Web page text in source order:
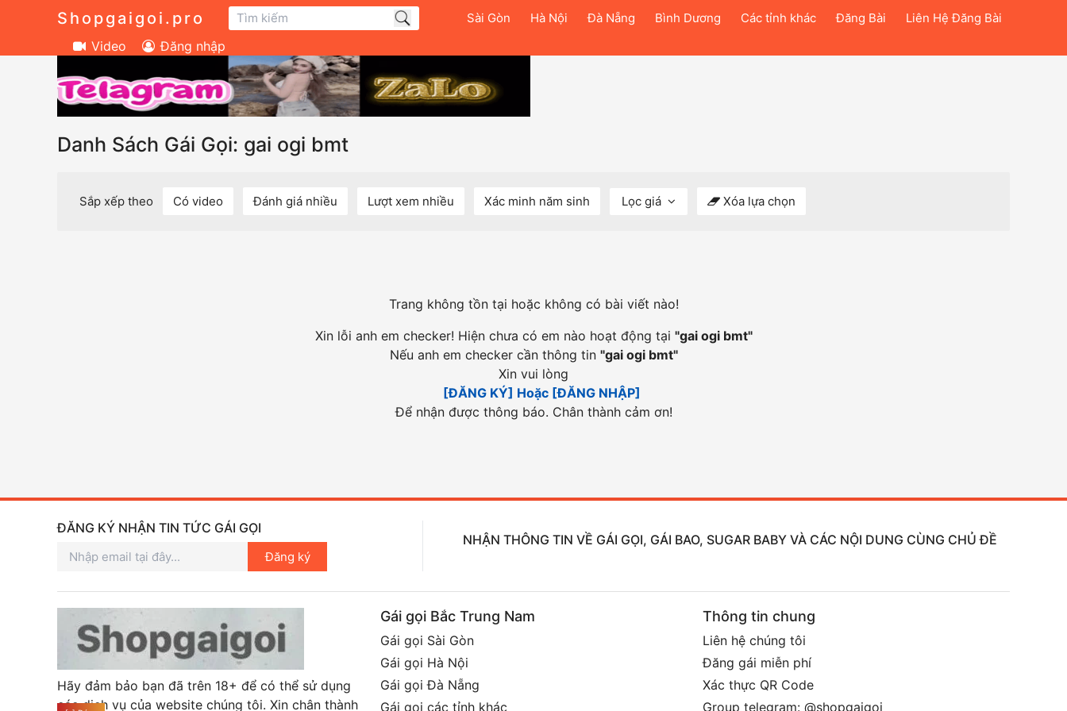
Shopgaigoi.pro Sài Gòn Hà Nội Đà Nẵng Bình Dương Các tỉnh khác Đăng Bài Liên Hệ Đăng Bài
Video Đăng nhập
Danh Sách Gái Gọi: gai ogi bmt
Sắp xếp theo Có video Đánh giá nhiều Lượt xem nhiều Xác minh năm sinh Lọc giá Xóa lựa chọn
Trang không tồn tại hoặc không có bài viết nào!
Xin lỗi anh em checker! Hiện chưa có em nào hoạt động tại "gai ogi bmt"
Nếu anh em checker cần thông tin "gai ogi bmt"
Xin vui lòng
[ĐĂNG KÝ] Hoặc [ĐĂNG NHẬP]
Để nhận được thông báo. Chân thành cảm ơn!
ĐĂNG KÝ NHẬN TIN TỨC GÁI GỌI
Đăng ký
NHẬN THÔNG TIN VỀ GÁI GỌI, GÁI BAO, SUGAR BABY VÀ CÁC NỘI DUNG CÙNG CHỦ ĐỀ
Hãy đảm bảo bạn đã trên 18+ để có thể sử dụng
các dịch vụ của website chúng tôi. Xin chân thành
Gái gọi Bắc Trung Nam
Gái gọi Sài Gòn
Gái gọi Hà Nội
Gái gọi Đà Nẵng
Gái gọi các tỉnh khác
Thông tin chung
Liên hệ chúng tôi
Đăng gái miễn phí
Xác thực QR Code
Group telegram: @shopgaigoi